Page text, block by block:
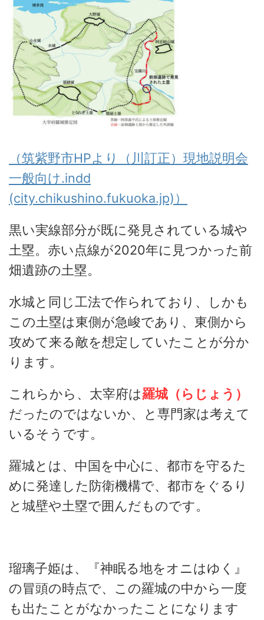
（筑紫野市HPより（川訂正）現地説明会
一般向け.indd
(city.chikushino.fukuoka.jp)）
黒い実線部分が既に発見されている城や
土塁。赤い点線が2020年に見つかった前
畑遺跡の土塁。
水城と同じ工法で作られており、しかも
この土塁は東側が急峻であり、東側から
攻めて来る敵を想定していたことが分か
ります。
これらから、太宰府は羅城（らじょう）
だったのではないか、と専門家は考えて
いるそうです。
羅城とは、中国を中心に、都市を守るた
めに発達した防衛機構で、都市をぐるり
と城壁や土塁で囲んだものです。
瑠璃子姫は、『神眠る地をオニはゆく』
の冒頭の時点で、この羅城の中から一度
も出たことがなかったことになります